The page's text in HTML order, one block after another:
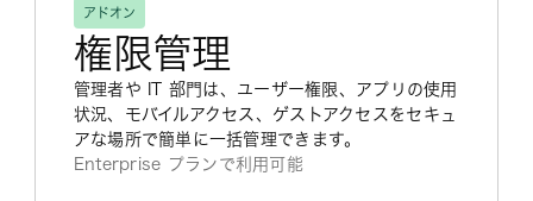
アドオン
権限管理
管理者や IT 部門は、ユーザー権限、アプリの使用
状況、モバイルアクセス、ゲストアクセスをセキュ
アな場所で簡単に一括管理できます。
Enterprise プランで利用可能